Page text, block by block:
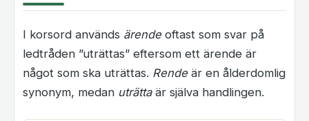
I korsord används ärendeoftast som svar på
ledtråden ”uträttas” eftersom ett ärende är
något som ska uträttas. Rendeär en ålderdomlig
synonym, medan uträttaär själva handlingen.